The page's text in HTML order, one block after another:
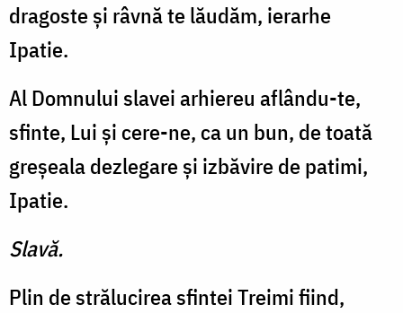
dragoste şi râvnă te lăudăm, ierarhe
Ipatie.
Al Domnului slavei arhiereu aflându-te,
sfinte, Lui şi cere-ne, ca un bun, de toată
greşeala dezlegare şi izbăvire de patimi,
Ipatie.
Slavă.
Plin de strălucirea sfintei Treimi fiind,